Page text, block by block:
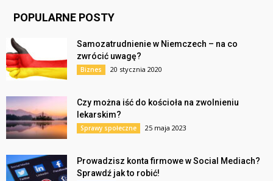
POPULARNE POSTY
Samozatrudnienie w Niemczech – na co
zwrócić uwagę?
Biznes 20 stycznia 2020
Czy można iść do kościoła na zwolnieniu
lekarskim?
Sprawy społeczne 25 maja 2023
Prowadzisz konta firmowe w Social Mediach?
Sprawdź jak to robić!